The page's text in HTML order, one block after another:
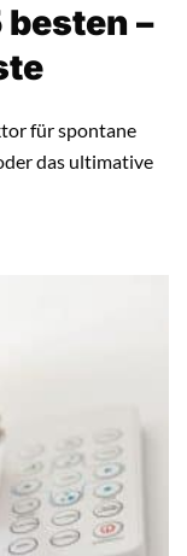
besten –
für spontane
das ultimative